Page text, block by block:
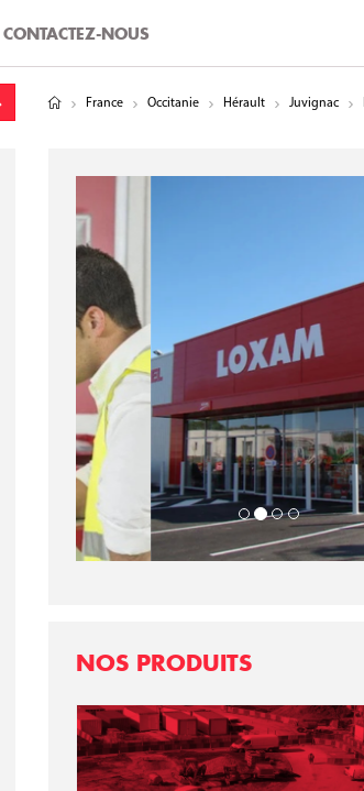
CONTACTEZ-NOUS
France Occitanie Hérault Juvignac
NOS PRODUITS